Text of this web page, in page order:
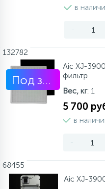
в
-
Под заказ
132782
Aic XJ-
фильтр
Вес, кг: 1
5 700
в
-
68455
Aic XJ-